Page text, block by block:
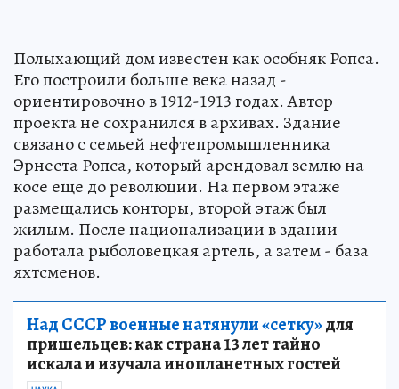
Полыхающий дом известен как особняк Ропса.
Его построили больше века назад -
ориентировочно в 1912-1913 годах. Автор
проекта не сохранился в архивах. Здание
связано с семьей нефтепромышленника
Эрнеста Ропса, который арендовал землю на
косе еще до революции. На первом этаже
размещались конторы, второй этаж был
жилым. После национализации в здании
работала рыболовецкая артель, а затем - база
яхтсменов.
Над СССР военные натянули «сетку»для
пришельцев: как страна 13 лет тайно
искала и изучала инопланетных гостей